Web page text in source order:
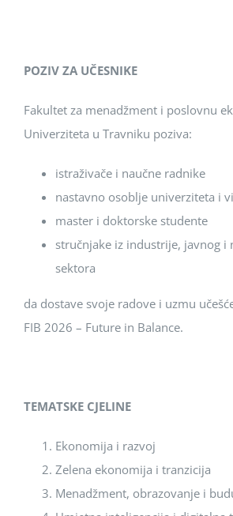
POZIV ZA UČESNIKE
Fakultet za menadžment i poslovnu
Univerziteta u Travniku poziva:
istraživače i naučne radnike
nastavno osoblje univerziteta i
master i doktorske studente
stručnjake iz industrije, javnog i
sektora
da dostave svoje radove i uzmu
FIB 2026 – Future in Balance.
TEMATSKE CJELINE
Ekonomija i razvoj
Zelena ekonomija i tranzicija
Menadžment, obrazovanje i